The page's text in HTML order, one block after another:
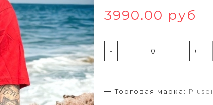
3990.00 руб
- +
Торговая марка: